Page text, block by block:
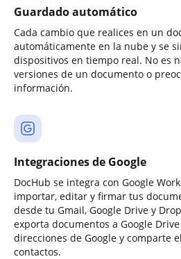
Guardado automático
Cada cambio que realices en un
automáticamente en la nube y se
dispositivos en tiempo real. No es
versiones de un documento o
información.
Integraciones de Google
DocHub se integra con Google
importar, editar y firmar tus
desde tu Gmail, Google Drive y
exporta documentos a Google
direcciones de Google y comparte
contactos.